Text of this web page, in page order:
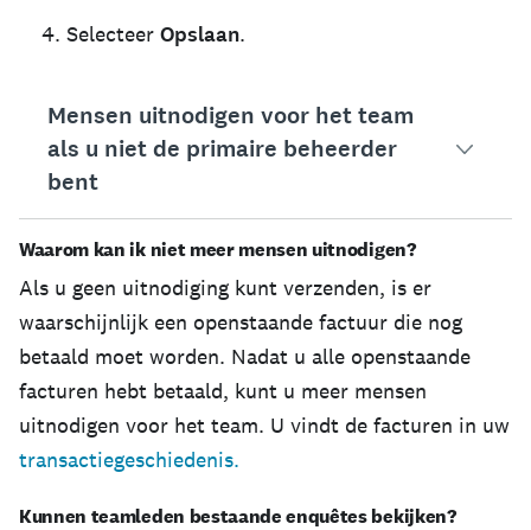
Selecteer Opslaan.
Mensen uitnodigen voor het team
als u niet de primaire beheerder
bent
Nieuwe teamleden uitnodigen:
Selecteer in het navigatiemenu bovenaan de
Kies welke licenties u wilt gebruiken:
Met eenlicentie met volledige toegang
Licenties voor deelgebruikersbieden
Waarom kan ik niet meer mensen uitnodigen?
Als u geen uitnodiging kunt verzenden, is er
waarschijnlijk een openstaande factuur die nog
betaald moet worden. Nadat u alle openstaande
facturen hebt betaald, kunt u meer mensen
uitnodigen voor het team. U vindt de facturen in uw
transactiegeschiedenis.
Kunnen teamleden bestaande enquêtes bekijken?